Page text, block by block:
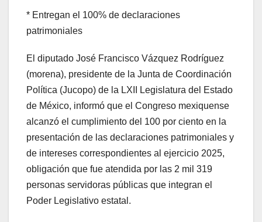
* Entregan el 100% de declaraciones
patrimoniales
El diputado José Francisco Vázquez Rodríguez
(morena), presidente de la Junta de Coordinación
Política (Jucopo) de la LXII Legislatura del Estado
de México, informó que el Congreso mexiquense
alcanzó el cumplimiento del 100 por ciento en la
presentación de las declaraciones patrimoniales y
de intereses correspondientes al ejercicio 2025,
obligación que fue atendida por las 2 mil 319
personas servidoras públicas que integran el
Poder Legislativo estatal.